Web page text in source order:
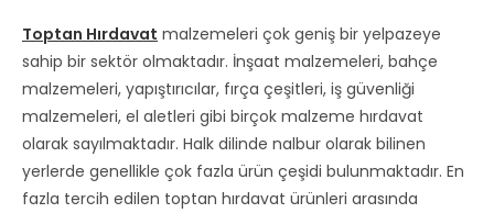
Toptan Hırdavat malzemeleri çok geniş bir yelpazeye
sahip bir sektör olmaktadır. İnşaat malzemeleri, bahçe
malzemeleri, yapıştırıcılar, fırça çeşitleri, iş güvenliği
malzemeleri, el aletleri gibi birçok malzeme hırdavat
olarak sayılmaktadır. Halk dilinde nalbur olarak bilinen
yerlerde genellikle çok fazla ürün çeşidi bulunmaktadır. En
fazla tercih edilen toptan hırdavat ürünleri arasında